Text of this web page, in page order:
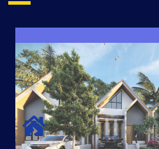
SURYA MADANI CLUSTER
Desain Modern Minimalis dengan Konsep
Sehingga Memudahkan Penghuni
dengan Ponsel